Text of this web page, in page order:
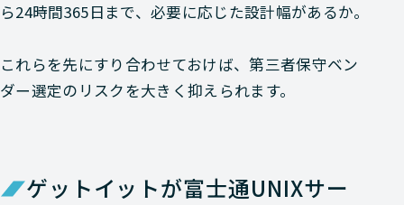
ら24時間365日まで、必要に応じた設計幅があるか。
これらを先にすり合わせておけば、第三者保守ベン
ダー選定のリスクを大きく抑えられます。
ゲットイットが富士通UNIXサー